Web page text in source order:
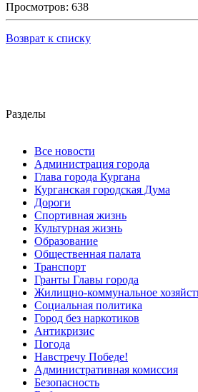
Просмотров: 638
Возврат к списку
Разделы
Все новости
Администрация города
Глава города Кургана
Курганская городская Дума
Дороги
Спортивная жизнь
Культурная жизнь
Образование
Общественная палата
Транспорт
Гранты Главы города
Жилищно-коммунальное
Социальная политика
Город без наркотиков
Антикризис
Погода
Навстречу Победе!
Административная комиссия
Безопасность